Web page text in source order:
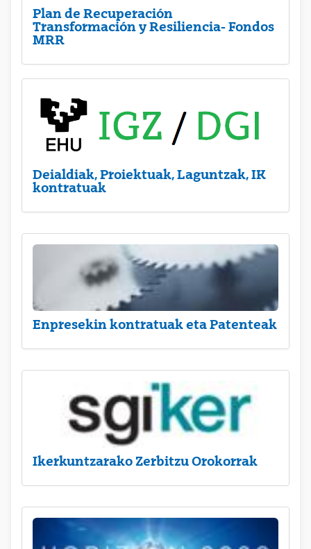
Plan de Recuperación
Transformación y Resiliencia- Fondos
MRR
Deialdiak, Proiektuak, Laguntzak, IK
kontratuak
Enpresekin kontratuak eta Patenteak
Ikerkuntzarako Zerbitzu Orokorrak